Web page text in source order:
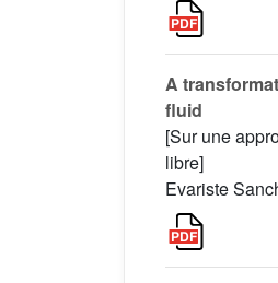
A
fluid
[Sur une
libre]
Evariste